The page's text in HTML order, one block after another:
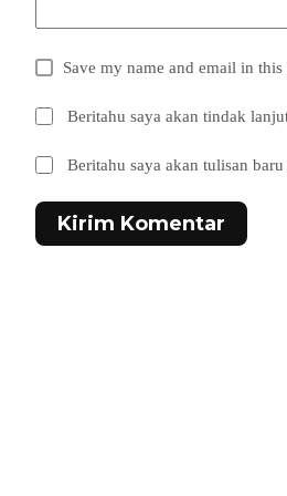
Save my name and email in
Beritahu saya akan tindak
Beritahu saya akan tulisan
Kirim Komentar